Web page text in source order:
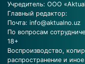
Учредитель: ООО
Главный редактор:
Почта: info@aktualno.uz
По вопросам
18+
Воспроизводство,
распространение и